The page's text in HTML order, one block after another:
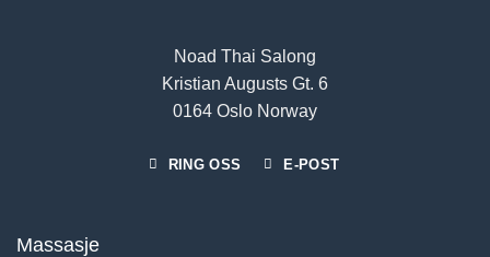
Noad Thai Salong
Kristian Augusts Gt. 6
0164 Oslo Norway
RING OSS E-POST
Massasje